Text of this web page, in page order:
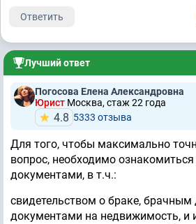
Ответить
Лучший ответ
Погосова Елена Александровна
Юрист Москва, стаж 22 годa
4.8 5333 отзывa
Для того, чтобы максимально
вопрос, необходимо
документами, в т.ч.:
свидетельством о браке, брачным
документами на недвижимость, и